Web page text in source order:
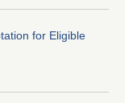
for Eligible